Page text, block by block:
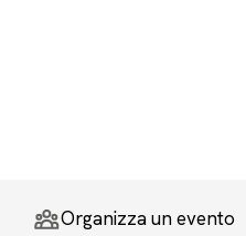
Organizza un evento